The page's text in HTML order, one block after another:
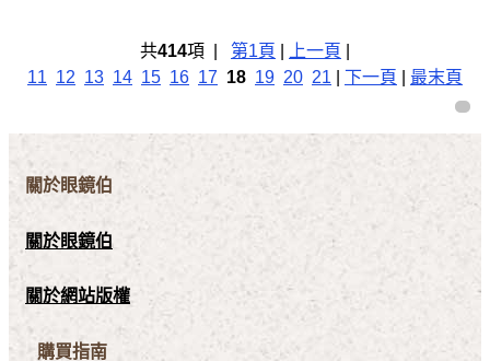
共414項 | 第1頁 上一頁
11 12 13 14 15 16 17 18 19 20 21 下一頁 最末頁
關於眼鏡伯
關於眼鏡伯
關於網站版權
購買指南